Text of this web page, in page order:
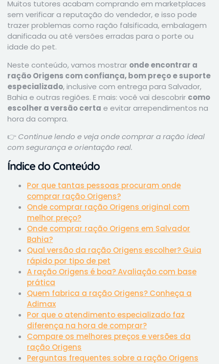
Muitos tutores acabam comprando em marketplaces
sem verificar a reputação do vendedor, e isso pode
trazer problemas como ração falsificada, embalagem
danificada ou até versões erradas para o porte ou
idade do pet.
Neste conteúdo, vamos mostrar onde encontrar a
ração Origens com confiança, bom preço e suporte
especializado, inclusive com entrega para Salvador,
Bahia e outras regiões. E mais: você vai descobrir como
escolher a versão certa e evitar arrependimentos na
hora da compra.
👉Continue lendo e veja onde comprar a ração ideal
com segurança e orientação real.
Índice do Conteúdo
Por que tantas pessoas procuram onde
comprar ração Origens?
Onde comprar ração Origens original com
melhor preço?
Onde comprar ração Origens em Salvador
Bahia?
Qual versão da ração Origens escolher? Guia
rápido por tipo de pet
A ração Origens é boa? Avaliação com base
prática
Quem fabrica a ração Origens? Conheça a
Adimax
Por que o atendimento especializado faz
diferença na hora de comprar?
Compare os melhores preços e versões da
ração Origens
Perguntas frequentes sobre a ração Origens